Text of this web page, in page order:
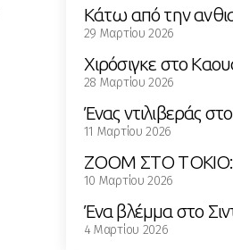
Κάτω από την
29 Μαρτίου 2026
Χιρόσιγκε στο
28 Μαρτίου 2026
Ένας ντιλιβεράς
11 Μαρτίου 2026
ZOOM ΣΤΟ ΤΟΚΙΟ:
10 Μαρτίου 2026
Ένα βλέμμα στο
4 Μαρτίου 2026